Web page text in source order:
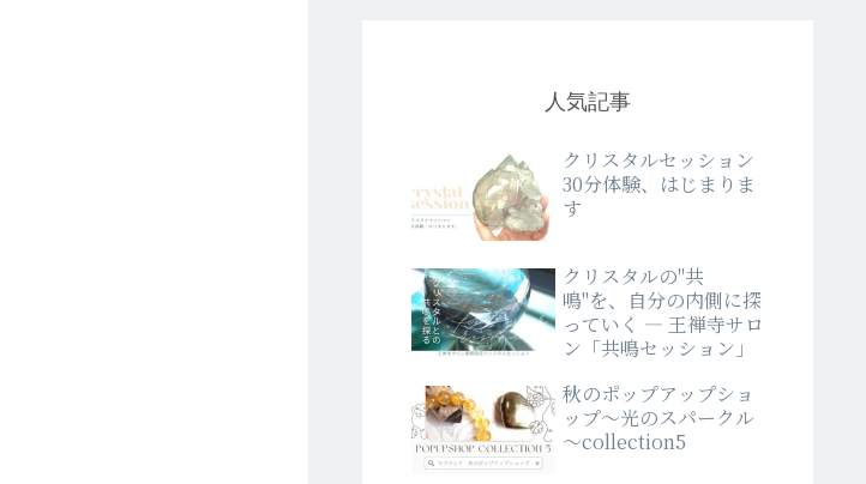
人気記事
クリスタルセッション
30分体験、はじまりま
す
クリスタルの"共
鳴"を、自分の内側に探
っていく ― 王禅寺サロ
ン「共鳴セッション」
秋のポップアップショ
ップ～光のスパークル
～collection5